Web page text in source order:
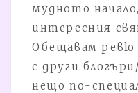
мудното
интересния
Обещавам ревю
с други
нещо по-